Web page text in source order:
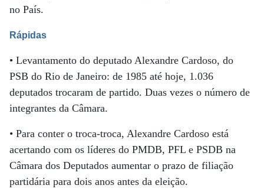
no País.
Rápidas
• Levantamento do deputado Alexandre Cardoso, do
PSB do Rio de Janeiro: de 1985 até hoje, 1.036
deputados trocaram de partido. Duas vezes o número de
integrantes da Câmara.
• Para conter o troca-troca, Alexandre Cardoso está
acertando com os líderes do PMDB, PFL e PSDB na
Câmara dos Deputados aumentar o prazo de filiação
partidária para dois anos antes da eleição.